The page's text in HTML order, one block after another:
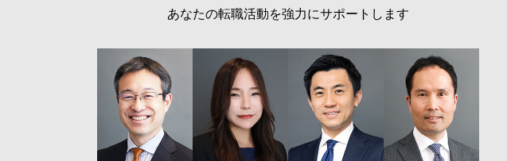
あなたの転職活動を強力にサポートします